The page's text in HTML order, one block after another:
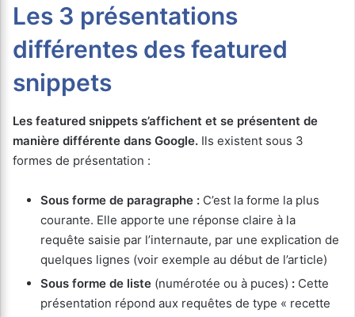
Les 3 présentations
différentes des featured
snippets
Les featured snippets s’affichent et se présentent de
manière différente dans Google. Ils existent sous 3
formes de présentation :
Sous forme de paragraphe : C’est la forme la plus
courante. Elle apporte une réponse claire à la
requête saisie par l’internaute, par une explication de
quelques lignes (voir exemple au début de l’article)
Sous forme de liste (numérotée ou à puces) : Cette
présentation répond aux requêtes de type « recette